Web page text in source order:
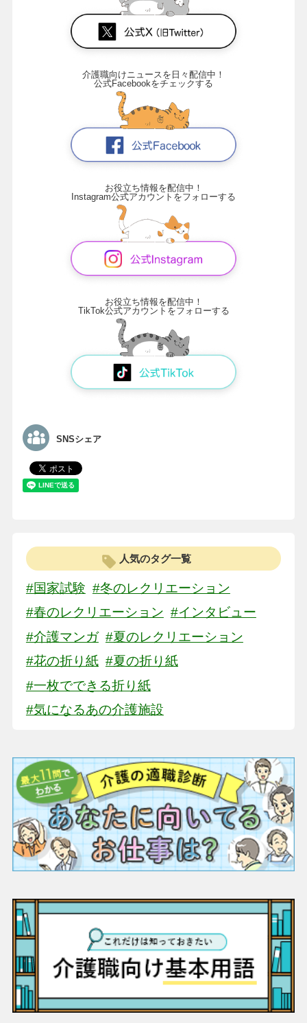
介護職向けニュースを日々配信中！
公式Facebookをチェックする
お役立ち情報を配信中！
Instagram公式アカウントをフォローする
お役立ち情報を配信中！
TikTok公式アカウントをフォローする
SNSシェア
人気のタグ一覧
#国家試験 #冬のレクリエーション
#春のレクリエーション #インタビュー
#介護マンガ #夏のレクリエーション
#花の折り紙 #夏の折り紙
#一枚でできる折り紙
#気になるあの介護施設